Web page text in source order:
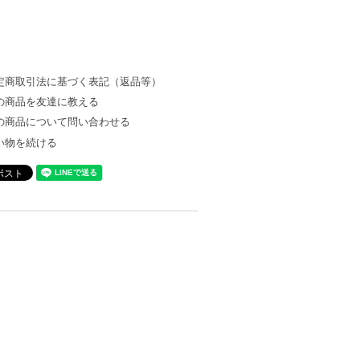
商取引法に基づく表記（返品等）
商品を友達に教える
商品について問い合わせる
物を続ける